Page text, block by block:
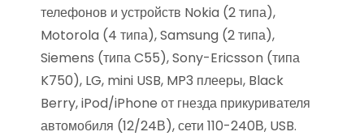
телефонов и устройств Nokia (2 типа),
Motorola (4 типа), Samsung (2 типа),
Siemens (типа C55), Sony-Ericsson (типа
K750), LG, mini USB, MP3 плееры, Black
Berry, iPod/iPhone от гнезда прикуривателя
автомобиля (12/24В), сети 110-240В, USB.